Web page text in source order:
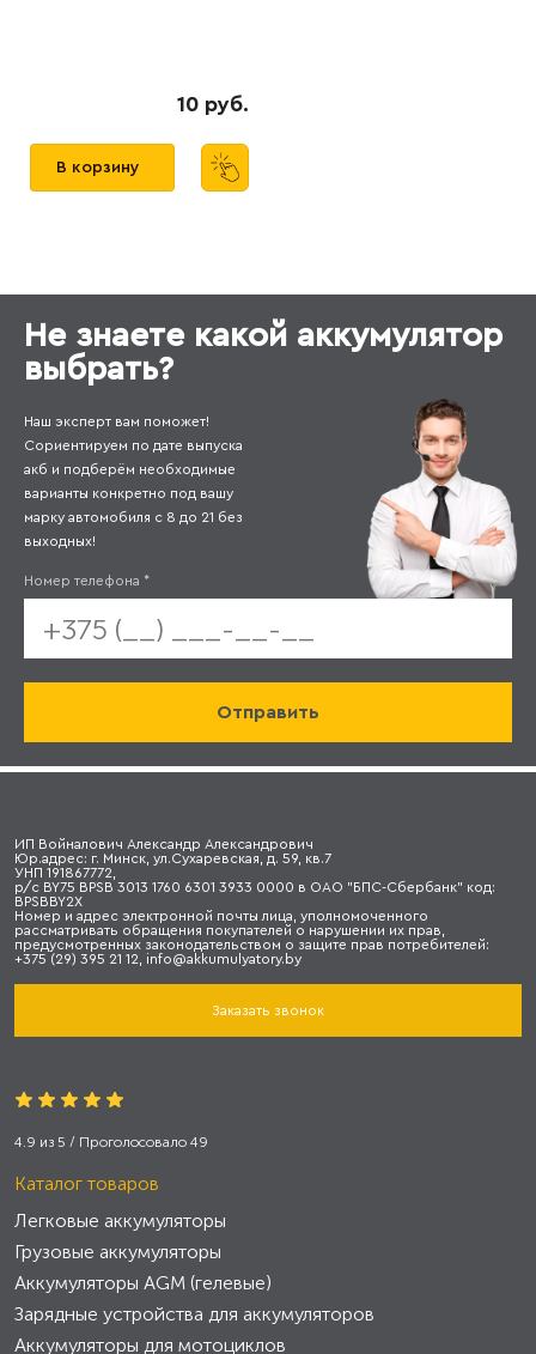
10 руб.
В корзину
Не знаете какой аккумулятор
выбрать?
Наш эксперт вам поможет!
Сориентируем по дате выпуска
акб и подберём необходимые
варианты конкретно под вашу
марку автомобиля с 8 до 21 без
выходных!
Номер телефона *
ИП Войналович Александр Александрович
Юр.адрес: г. Минск, ул.Сухаревская, д. 59, кв.7
УНП 191867772,
р/с BY75 BPSB 3013 1760 6301 3933 0000 в ОАО "БПС-Сбербанк" код:
BPSBBY2X
Номер и адрес электронной почты лица, уполномоченного
рассматривать обращения покупателей о нарушении их прав,
предусмотренных законодательством о защите прав потребителей:
+375 (29) 395 21 12, info@akkumulyatory.by
Заказать звонок
4.9 из 5 / Проголосовало 49
Каталог товаров
Легковые аккумуляторы
Грузовые аккумуляторы
Аккумуляторы AGM (гелевые)
Зарядные устройства для аккумуляторов
Аккумуляторы для мотоциклов